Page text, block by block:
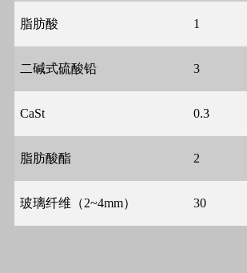
脂肪酸 1
二碱式硫酸铅 3
CaSt 0.3
脂肪酸酯 2
玻璃纤维（2~4mm） 30